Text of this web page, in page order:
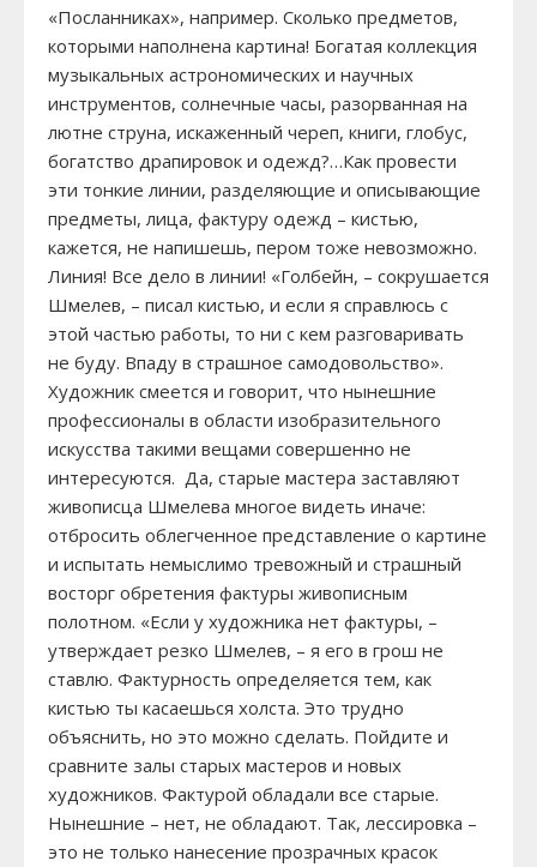
«Посланниках», например. Сколько предметов,
которыми наполнена картина! Богатая коллекция
музыкальных астрономических и научных
инструментов, солнечные часы, разорванная на
лютне струна, искаженный череп, книги, глобус,
богатство драпировок и одежд?…Как провести
эти тонкие линии, разделяющие и описывающие
предметы, лица, фактуру одежд – кистью,
кажется, не напишешь, пером тоже невозможно.
Линия! Все дело в линии! «Голбейн, – сокрушается
Шмелев, – писал кистью, и если я справлюсь с
этой частью работы, то ни с кем разговаривать
не буду. Впаду в страшное самодовольство».
Художник смеется и говорит, что нынешние
профессионалы в области изобразительного
искусства такими вещами совершенно не
интересуются. Да, старые мастера заставляют
живописца Шмелева многое видеть иначе:
отбросить облегченное представление о картине
и испытать немыслимо тревожный и страшный
восторг обретения фактуры живописным
полотном. «Если у художника нет фактуры, –
утверждает резко Шмелев, – я его в грош не
ставлю. Фактурность определяется тем, как
кистью ты касаешься холста. Это трудно
объяснить, но это можно сделать. Пойдите и
сравните залы старых мастеров и новых
художников. Фактурой обладали все старые.
Нынешние – нет, не обладают. Так, лессировка –
это не только нанесение прозрачных красок